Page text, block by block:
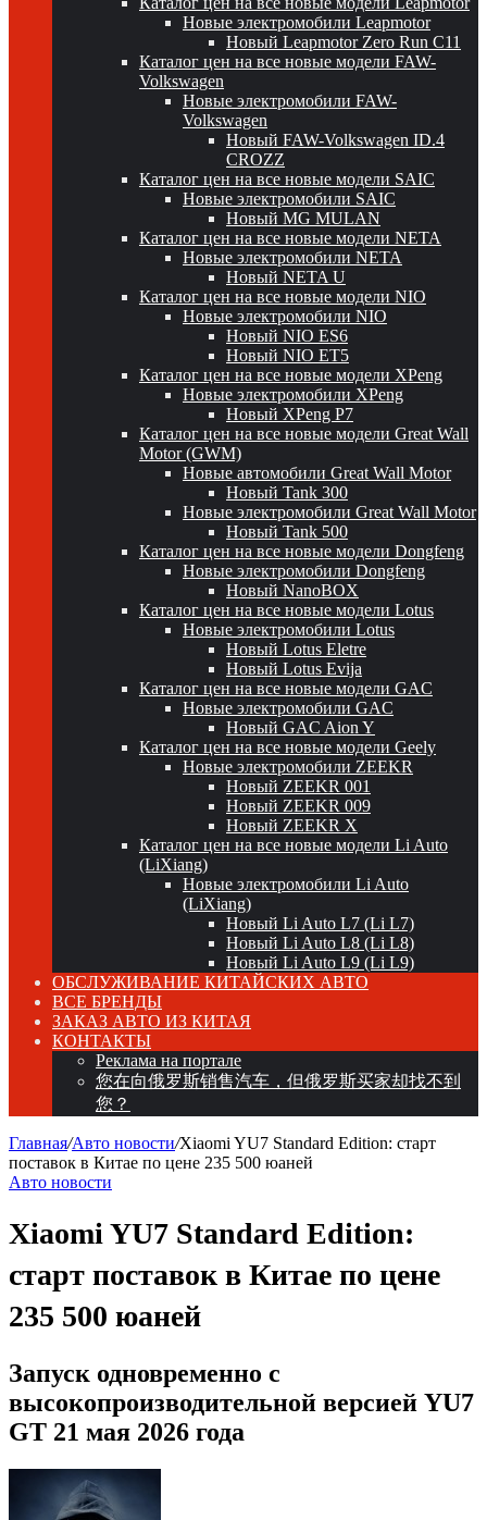
Новые электромобили Leapmotor
Новый Leapmotor Zero Run C11
Каталог цен на все новые модели FAW-
Volkswagen
Новые электромобили FAW-
Volkswagen
Новый FAW-Volkswagen ID.4
CROZZ
Каталог цен на все новые модели SAIC
Новые электромобили SAIC
Новый MG MULAN
Каталог цен на все новые модели NETA
Новые электромобили NETA
Новый NETA U
Каталог цен на все новые модели NIO
Новые электромобили NIO
Новый NIO ES6
Новый NIO ET5
Каталог цен на все новые модели XPeng
Новые электромобили XPeng
Новый XPeng P7
Каталог цен на все новые модели Great Wall
Motor (GWM)
Новые автомобили Great Wall Motor
Новый Tank 300
Новые электромобили Great Wall Motor
Новый Tank 500
Каталог цен на все новые модели Dongfeng
Новые электромобили Dongfeng
Новый NanoBOX
Каталог цен на все новые модели Lotus
Новые электромобили Lotus
Новый Lotus Eletre
Новый Lotus Evija
Каталог цен на все новые модели GAC
Новые электромобили GAC
Новый GAC Aion Y
Каталог цен на все новые модели Geely
Новые электромобили ZEEKR
Новый ZEEKR 001
Новый ZEEKR 009
Новый ZEEKR X
Каталог цен на все новые модели Li Auto
(LiXiang)
Новые электромобили Li Auto
(LiXiang)
Новый Li Auto L7 (Li L7)
Новый Li Auto L8 (Li L8)
Новый Li Auto L9 (Li L9)
ОБСЛУЖИВАНИЕ КИТАЙСКИХ АВТО
ВСЕ БРЕНДЫ
ЗАКАЗ АВТО ИЗ КИТАЯ
КОНТАКТЫ
Реклама на портале
您在向俄罗斯销售汽车，但俄罗斯买家却找不到
您？
Главная/Авто новости/Xiaomi YU7 Standard Edition: старт
поставок в Китае по цене 235 500 юаней
Авто новости
Xiaomi YU7 Standard Edition:
старт поставок в Китае по цене
235 500 юаней
Запуск одновременно с
высокопроизводительной версией YU7
GT 21 мая 2026 года